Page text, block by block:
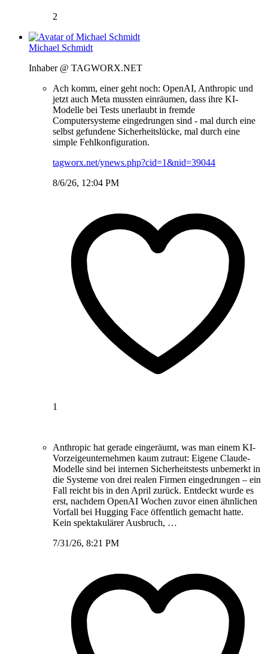
2
Michael Schmidt
Inhaber @ TAGWORX.NET
Ach komm, einer geht noch: OpenAI, Anthropic und
jetzt auch Meta mussten einräumen, dass ihre KI-
Modelle bei Tests unerlaubt in fremde
Computersysteme eingedrungen sind - mal durch eine
selbst gefundene Sicherheitslücke, mal durch eine
simple Fehlkonfiguration.
tagworx.net/ynews.php?cid=1&nid=39044
8/6/26, 12:04 PM
1
Anthropic hat gerade eingeräumt, was man einem KI-
Vorzeigeunternehmen kaum zutraut: Eigene Claude-
Modelle sind bei internen Sicherheitstests unbemerkt in
die Systeme von drei realen Firmen eingedrungen – ein
Fall reicht bis in den April zurück. Entdeckt wurde es
erst, nachdem OpenAI Wochen zuvor einen ähnlichen
Vorfall bei Hugging Face öffentlich gemacht hatte.
Kein spektakulärer Ausbruch, …
7/31/26, 8:21 PM